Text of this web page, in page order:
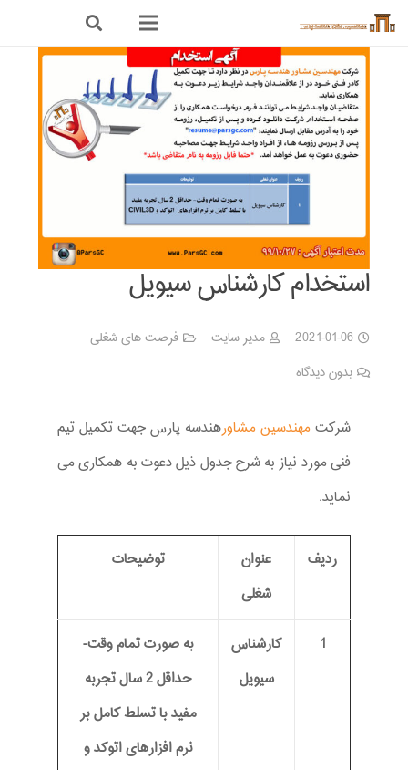
استخدام کارشناس سیویل
2021-01-06 مدیر سایت
فرصت های شغلی
بدون دیدگاه
شرکت مهندسین مشاورهندسه پارس جهت تکمیل تیم
فنی مورد نیاز به شرح جدول ذیل دعوت به همکاری می
نماید.
ردیف
عنوان
شغلی
توضیحات
1
کارشناس
سیویل
به صورت تمام وقت-
حداقل 2 سال تجربه
مفید با تسلط کامل بر
نرم افزارهای اتوکد و